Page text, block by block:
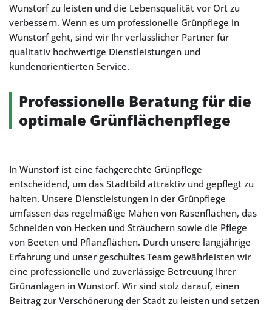
Wunstorf zu leisten und die Lebensqualität vor Ort zu
verbessern. Wenn es um professionelle Grünpflege in
Wunstorf geht, sind wir Ihr verlässlicher Partner für
qualitativ hochwertige Dienstleistungen und
kundenorientierten Service.
Professionelle Beratung für die
optimale Grünflächenpflege
In Wunstorf ist eine fachgerechte Grünpflege
entscheidend, um das Stadtbild attraktiv und gepflegt zu
halten. Unsere Dienstleistungen in der Grünpflege
umfassen das regelmäßige Mähen von Rasenflächen, das
Schneiden von Hecken und Sträuchern sowie die Pflege
von Beeten und Pflanzflächen. Durch unsere langjährige
Erfahrung und unser geschultes Team gewährleisten wir
eine professionelle und zuverlässige Betreuung Ihrer
Grünanlagen in Wunstorf. Wir sind stolz darauf, einen
Beitrag zur Verschönerung der Stadt zu leisten und setzen